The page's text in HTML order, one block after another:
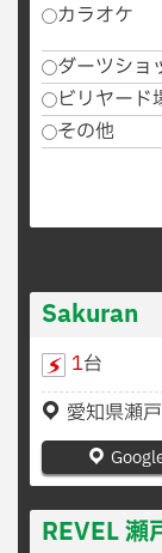
カラオケ
ダーツショ
ビリヤード
その他
Sakuran
1台
愛知県瀬
REVEL 瀬